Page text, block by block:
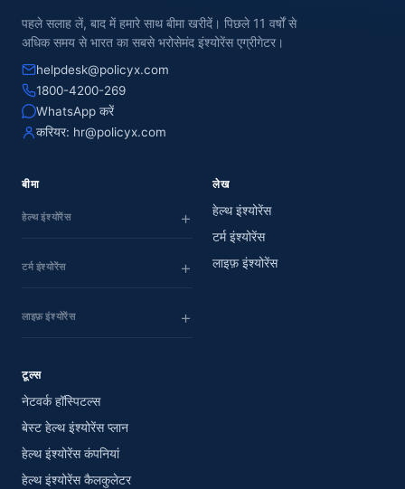
पहले सलाह लें, बाद में हमारे साथ बीमा खरीदें। पिछले 11 वर्षों से
अधिक समय से भारत का सबसे भरोसेमंद इंश्योरेंस एग्रीगेटर।
helpdesk@policyx.com
1800-4200-269
WhatsApp करें
करियर: hr@policyx.com
बीमा
हेल्थ इंश्योरेंस
टर्म इंश्योरेंस
लाइफ़ इंश्योरेंस
लेख
हेल्थ इंश्योरेंस
टर्म इंश्योरेंस
लाइफ़ इंश्योरेंस
टूल्स
नेटवर्क हॉस्पिटल्स
बेस्ट हेल्थ इंश्योरेंस प्लान
हेल्थ इंश्योरेंस कंपनियां
हेल्थ इंश्योरेंस कैलकुलेटर